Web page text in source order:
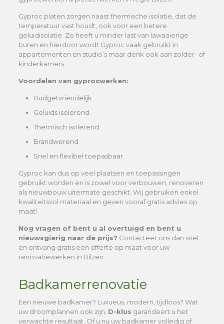
Gyproc platen zorgen naast thermische isolatie, dat de
temperatuur vast houdt, ook voor een betere
geluidisolatie. Zo heeft u minder last van lawaaierige
buren en hierdoor wordt Gyproc vaak gebruikt in
appartementen en studio’s maar denk ook aan zolder- of
kinderkamers.
Voordelen van gyprocwerken:
Budgetvriendelijk
Geluids isolerend
Thermisch isolerend
Brandwerend
Snel en flexibel toepasbaar
Gyproc kan dus op veel plaatsen en toepassingen
gebruikt worden en is zowel voor verbouwen, renoveren
als nieuwbouw uitermate geschikt. Wij gebruiken enkel
kwaliteitsvol materiaal en geven vooraf gratis advies op
maat!
Nog vragen of bent u al overtuigd en bent u
nieuwsgierig naar de prijs? Contacteer ons dan snel
en ontvang gratis een offerte op maat voor uw
renovatiewerken in Bilzen.
Badkamerrenovatie
Een nieuwe badkamer? Luxueus, modern, tijdloos? Wat
uw droomplannen ook zijn, D-klus garandeert u het
verwachte resultaat. Of u nu uw badkamer volledig of